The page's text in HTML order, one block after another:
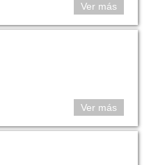
Ver más
Ver más